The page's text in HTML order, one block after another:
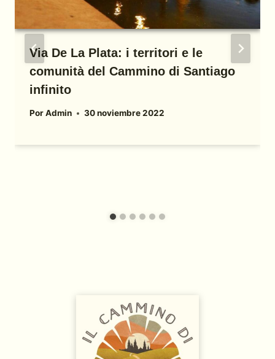
Via De La Plata: i territori e le
comunità del Cammino di Santiago
infinito
PorAdmin 30 noviembre 2022